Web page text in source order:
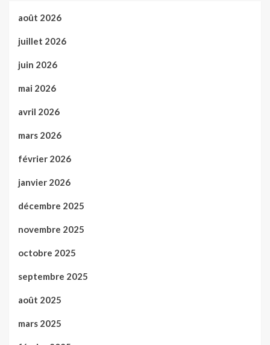
août 2026
juillet 2026
juin 2026
mai 2026
avril 2026
mars 2026
février 2026
janvier 2026
décembre 2025
novembre 2025
octobre 2025
septembre 2025
août 2025
mars 2025